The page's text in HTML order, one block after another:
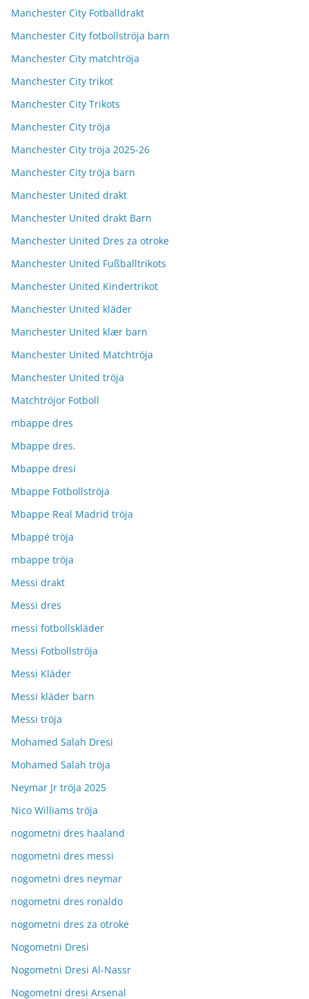
Manchester City Fotballdrakt
Manchester City fotbollströja barn
Manchester City matchtröja
Manchester City trikot
Manchester City Trikots
Manchester City tröja
Manchester City tröja 2025-26
Manchester City tröja barn
Manchester United drakt
Manchester United drakt Barn
Manchester United Dres za otroke
Manchester United Fußballtrikots
Manchester United Kindertrikot
Manchester United kläder
Manchester United klær barn
Manchester United Matchtröja
Manchester United tröja
Matchtröjor Fotboll
mbappe dres
Mbappe dres.
Mbappe dresi
Mbappe Fotbollströja
Mbappe Real Madrid tröja
Mbappé tröja
mbappe tröja
Messi drakt
Messi dres
messi fotbollskläder
Messi Fotbollströja
Messi Kläder
Messi kläder barn
Messi tröja
Mohamed Salah Dresi
Mohamed Salah tröja
Neymar Jr tröja 2025
Nico Williams tröja
nogometni dres haaland
nogometni dres messi
nogometni dres neymar
nogometni dres ronaldo
nogometni dres za otroke
Nogometni Dresi
Nogometni Dresi Al-Nassr
Nogometni dresi Arsenal